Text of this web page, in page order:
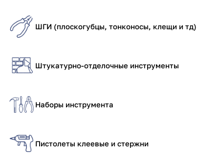
ШГИ (плоскогубцы, тонконосы, клещи и тд)
Штукатурно-отделочные инструменты
Наборы инструмента
Пистолеты клеевые и стержни